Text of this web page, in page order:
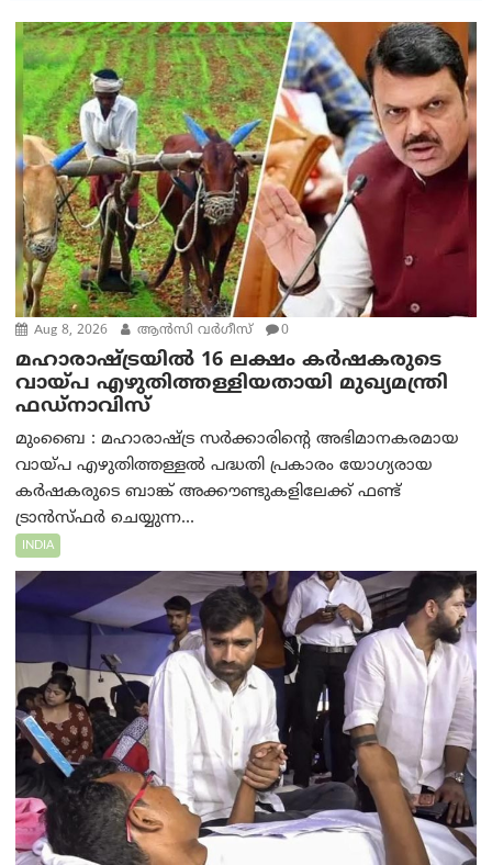
Aug 8, 2026 ആന്‍സി വര്‍ഗീസ് 0
മഹാരാഷ്ട്രയിൽ 16 ലക്ഷം കർഷകരുടെ
വായ്പ എഴുതിത്തള്ളിയതായി മുഖ്യമന്ത്രി
ഫഡ്‌നാവിസ്
മുംബൈ : മഹാരാഷ്ട്ര സർക്കാരിന്റെ അഭിമാനകരമായ
വായ്പ എഴുതിത്തള്ളൽ പദ്ധതി പ്രകാരം യോഗ്യരായ
കർഷകരുടെ ബാങ്ക് അക്കൗണ്ടുകളിലേക്ക് ഫണ്ട്
ട്രാൻസ്ഫർ ചെയ്യുന്ന...
INDIA